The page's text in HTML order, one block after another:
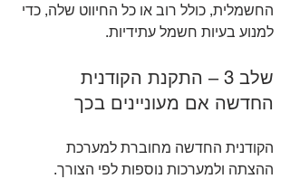
החשמלית, כולל רוב או כל החיווט שלה, כדי
למנוע בעיות חשמל עתידיות.
שלב 3 – התקנת הקודנית
החדשה אם מעוניינים בכך
הקודנית החדשה מחוברת למערכת
ההצתה ולמערכות נוספות לפי הצורך.